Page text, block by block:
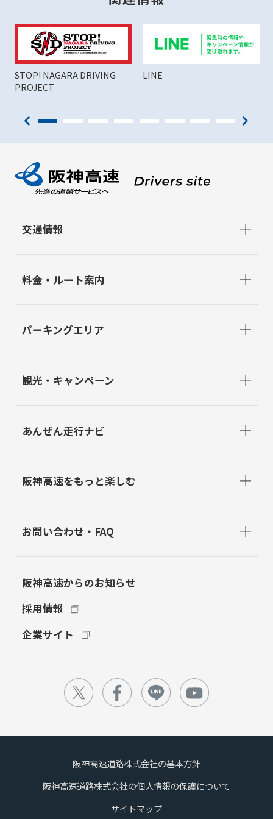
STOP! NAGARA DRIVING
PROJECT
LINE
交通情報
料金・ルート案内
パーキングエリア
観光・キャンペーン
あんぜん走行ナビ
阪神高速をもっと楽しむ
お問い合わせ・FAQ
阪神高速からのお知らせ
採用情報
企業サイト
阪神高速道路株式会社の基本方針
阪神高速道路株式会社の個人情報の保護について
サイトマップ